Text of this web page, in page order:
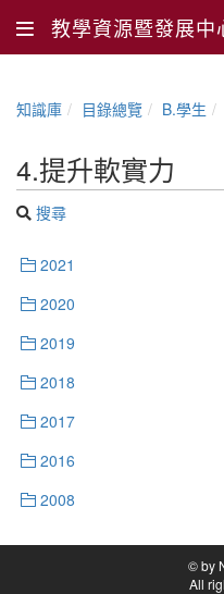
教學資源暨發展中
知識庫 目錄總覽 B.學生
4.提升軟實力
搜尋
2021
2020
2019
2018
2017
2016
2008
© by
All